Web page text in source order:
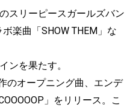
スリーピースガールズバン
楽曲「SHOW THEM」な
ンを果たす。
のオープニング曲、エンデ
」をリリース。こ